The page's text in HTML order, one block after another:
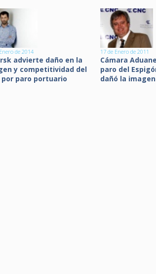
de 2014
advierte daño en la
y competitividad del
por paro portuario
17 de Enero de 2011
Cámara
paro del
dañó la